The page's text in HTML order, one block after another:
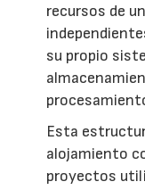
recursos de
su propio
Esta
alojamiento
proyectos